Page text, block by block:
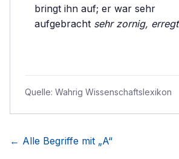
bringt ihn auf; er war sehr
aufgebracht sehr zornig, erregt
Quelle: Wahrig Wissenschaftslexikon
← Alle Begriffe mit „A“